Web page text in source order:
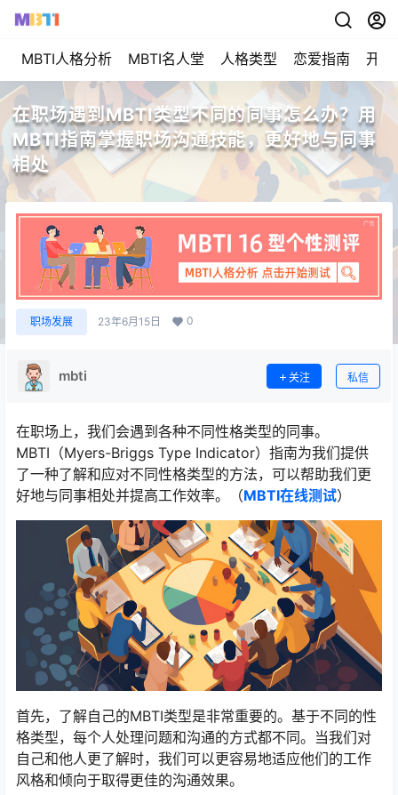
MBTI人格分析 MBTI名人堂 人格类型 恋爱指南 开始
在职场遇到MBTI类型不同的同事怎么办？用
MBTI指南掌握职场沟通技能，更好地与同事
相处
职场发展 23年6月15日 0
mbti 关注 私信
在职场上，我们会遇到各种不同性格类型的同事。
MBTI（Myers-Briggs Type Indicator）指南为我们提供
了一种了解和应对不同性格类型的方法，可以帮助我们更
好地与同事相处并提高工作效率。（MBTI在线测试）
首先，了解自己的MBTI类型是非常重要的。基于不同的性
格类型，每个人处理问题和沟通的方式都不同。当我们对
自己和他人更了解时，我们可以更容易地适应他们的工作
风格和倾向于取得更佳的沟通效果。